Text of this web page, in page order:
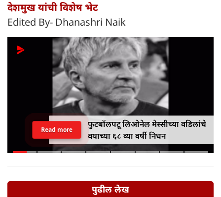
देशमुख यांची विशेष भेट
Edited By- Dhanashri Naik
फुटबॉलपटू लिओनेल मेस्सीच्या वडिलांचे
वयाच्या ६८ व्या वर्षी निधन
Read more
पुढील लेख